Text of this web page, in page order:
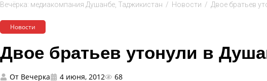
Вечёрка: медиакомпания Душанбе, Таджикистан / Новости / Двое братьев
Новости
Двое братьев утонули в
От Вечерка 4 июня, 2012 68